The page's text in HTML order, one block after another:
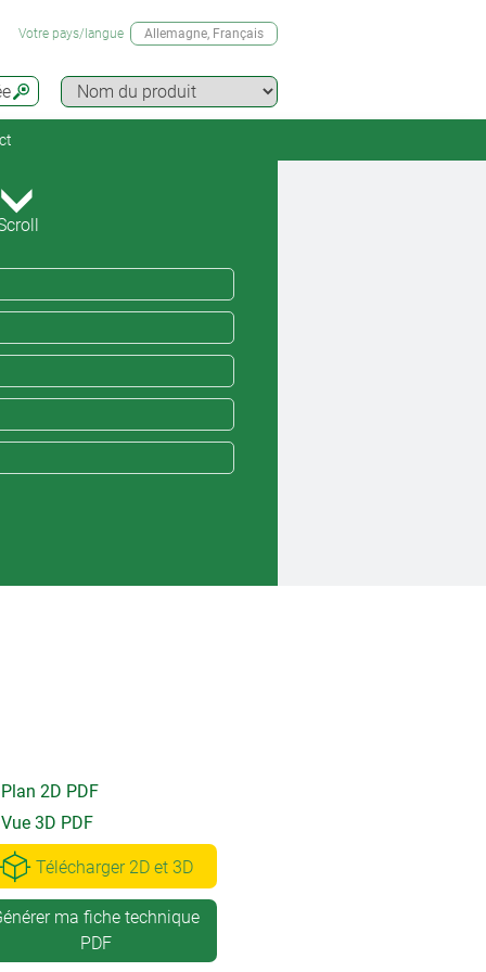
Votre pays/langue Allemagne, Français
Plan 2D PDF
Vue 3D PDF
Télécharger 2D et 3D
ma fiche technique
PDF